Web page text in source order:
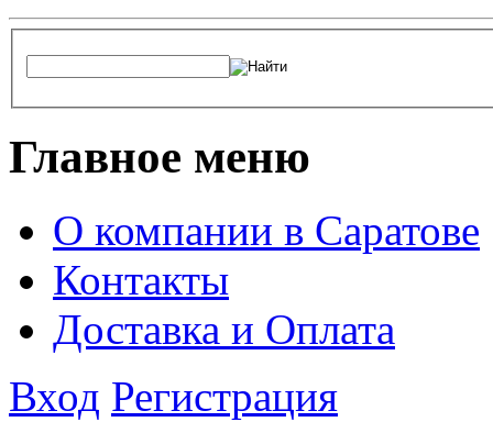
Главное меню
О компании в Саратове
Контакты
Доставка и Оплата
Вход Регистрация